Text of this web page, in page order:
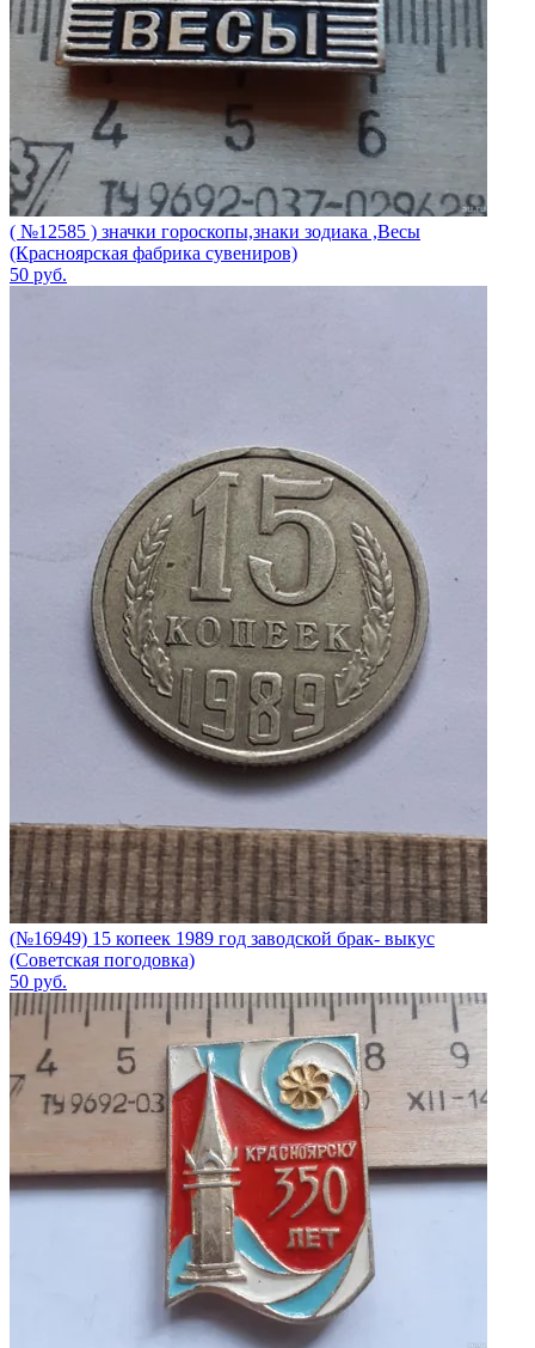
( №12585 ) значки гороскопы,знаки зодиака ,Весы
(Красноярская фабрика сувениров)
50 руб.
(№16949) 15 копеек 1989 год заводской брак- выкус
(Советская погодовка)
50 руб.